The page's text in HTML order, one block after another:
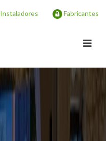
Fabricantes
Instaladores